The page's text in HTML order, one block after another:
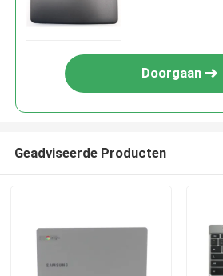
Doorgaan
Geadviseerde Producten